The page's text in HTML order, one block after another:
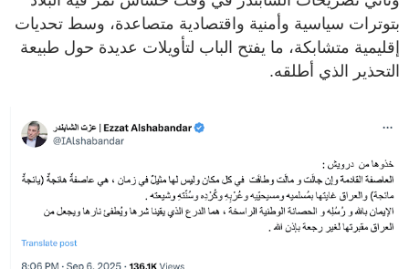
بتوترات سياسية وأمنية واقتصادية متصاعدة، وسط تحديات
إقليمية متشابكة، ما يفتح الباب لتأويلات عديدة حول طبيعة
التحذير الذي أطلقه.